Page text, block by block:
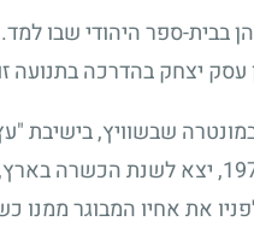
והן בבית-ספר היהודי שבו
יצחק בהדרכה בתנועה
שבשוויץ, בישיבת
, יצא לשנת הכשרה בארץ,
את אחיו המבוגר